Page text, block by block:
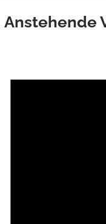
Anstehende